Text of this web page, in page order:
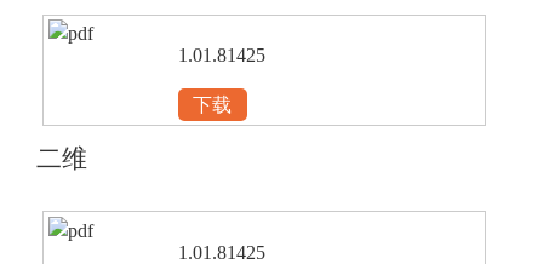
1.01.81425
下载
二维
1.01.81425